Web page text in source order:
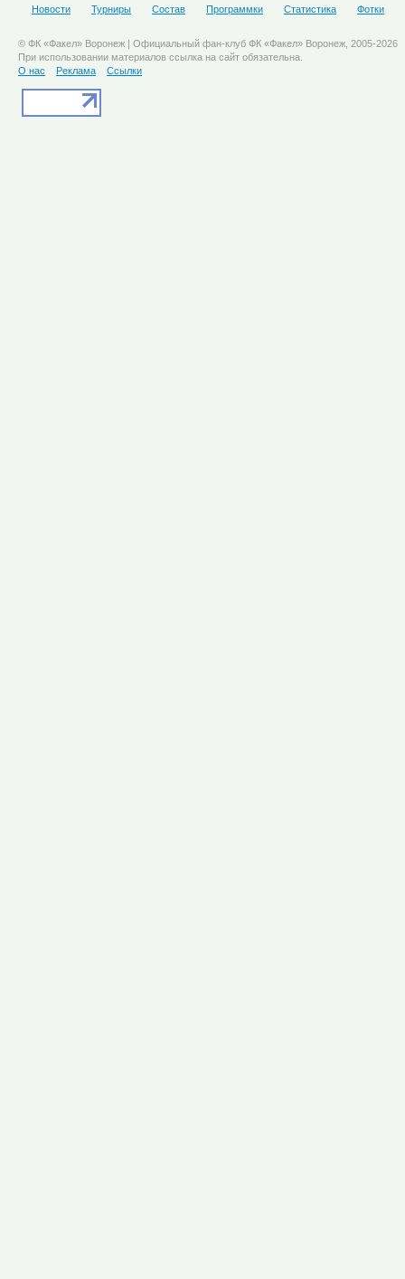
Новости Турниры Состав Программки Статистика Фотки
© ФК «Факел» Воронеж | Официальный фан-клуб ФК «Факел» Воронеж, 2005-2026
При использовании материалов ссылка на сайт обязательна.
О нас
Реклама Ссылки